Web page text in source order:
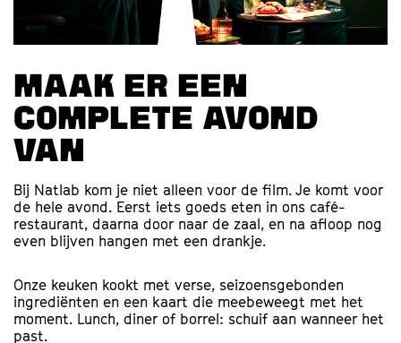
Maak er een
complete avond
van
Bij Natlab kom je niet alleen voor de film. Je komt voor
de hele avond. Eerst iets goeds eten in ons café-
restaurant, daarna door naar de zaal, en na afloop nog
even blijven hangen met een drankje.
Onze keuken kookt met verse, seizoensgebonden
ingrediënten en een kaart die meebeweegt met het
moment. Lunch, diner of borrel: schuif aan wanneer het
past.